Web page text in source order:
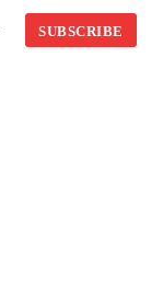
SUBSCRIBE